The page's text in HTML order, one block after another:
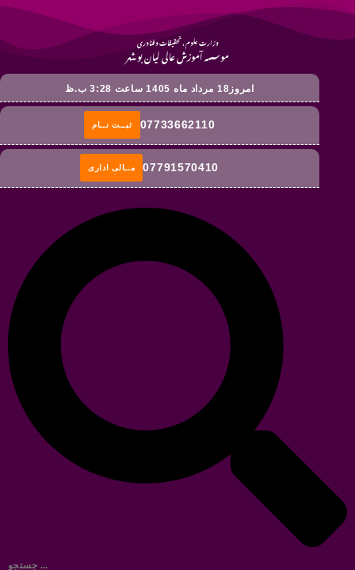
وزارت علوم ، تحقیقات و فناوری
موسسه آموزش عالی لیان بوشهر
امروز18 مرداد ماه 1405 ساعت 3:28 ب.ظ
07733662110 ثبــت نــام
07791570410 مــالی اداری